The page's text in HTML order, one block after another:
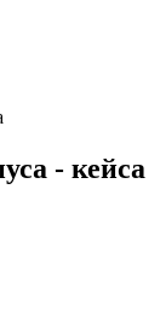
- кейса